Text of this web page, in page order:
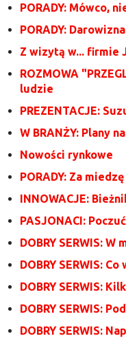
PORADY: Mówco,
PORADY:
Z wizytą w... firmie
ROZMOWA
ludzie
PREZENTACJE:
W BRANŻY: Plany
Nowości rynkowe
PORADY: Za
INNOWACJE:
PASJONACI:
DOBRY SERWIS: W
DOBRY SERWIS:
DOBRY SERWIS:
DOBRY SERWIS:
DOBRY SERWIS: